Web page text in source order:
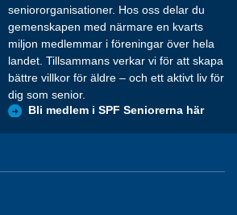
seniororganisationer. Hos oss delar du
gemenskapen med närmare en kvarts
miljon medlemmar i föreningar över hela
landet. Tillsammans verkar vi för att skapa
bättre villkor för äldre – och ett aktivt liv för
dig som senior.
Bli medlem i SPF Seniorerna här